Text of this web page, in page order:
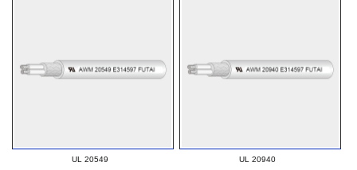
UL 20549 UL 20940